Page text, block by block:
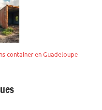
container en Guadeloupe